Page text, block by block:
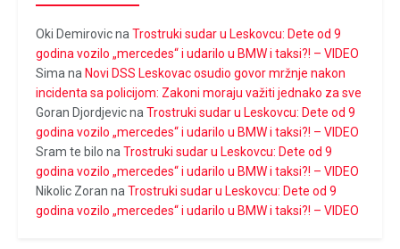
Oki DemirovicnaTrostruki sudar u Leskovcu: Dete od 9
godina vozilo „mercedes“ i udarilo u BMW i taksi?! – VIDEO
Simana Novi DSS Leskovac osudio govor mržnje nakon
incidenta sa policijom: Zakoni moraju važiti jednako za sve
Goran DjordjevicnaTrostruki sudar u Leskovcu: Dete od 9
godina vozilo „mercedes“ i udarilo u BMW i taksi?! – VIDEO
Sram te bilo naTrostruki sudar u Leskovcu: Dete od 9
godina vozilo „mercedes“ i udarilo u BMW i taksi?! – VIDEO
Nikolic Zoran naTrostruki sudar u Leskovcu: Dete od 9
godina vozilo „mercedes“ i udarilo u BMW i taksi?! – VIDEO